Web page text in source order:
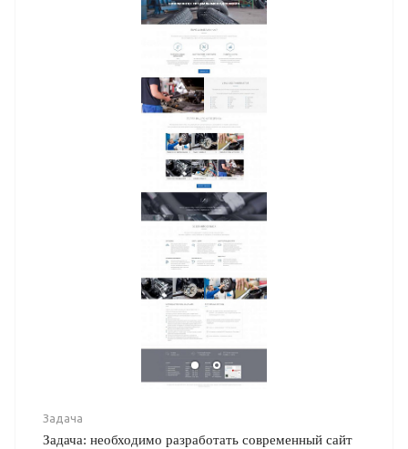
Задача
Задача: необходимо разработать современный сайт